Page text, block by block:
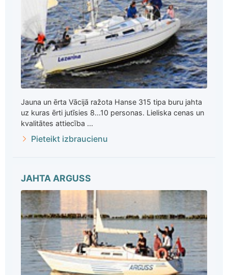
Jauna un ērta Vācijā ražota Hanse 315 tipa buru jahta
uz kuras ērti jutīsies 8...10 personas. Lieliska cenas un
kvalitātes attiecība ...
Pieteikt izbraucienu
JAHTA ARGUSS